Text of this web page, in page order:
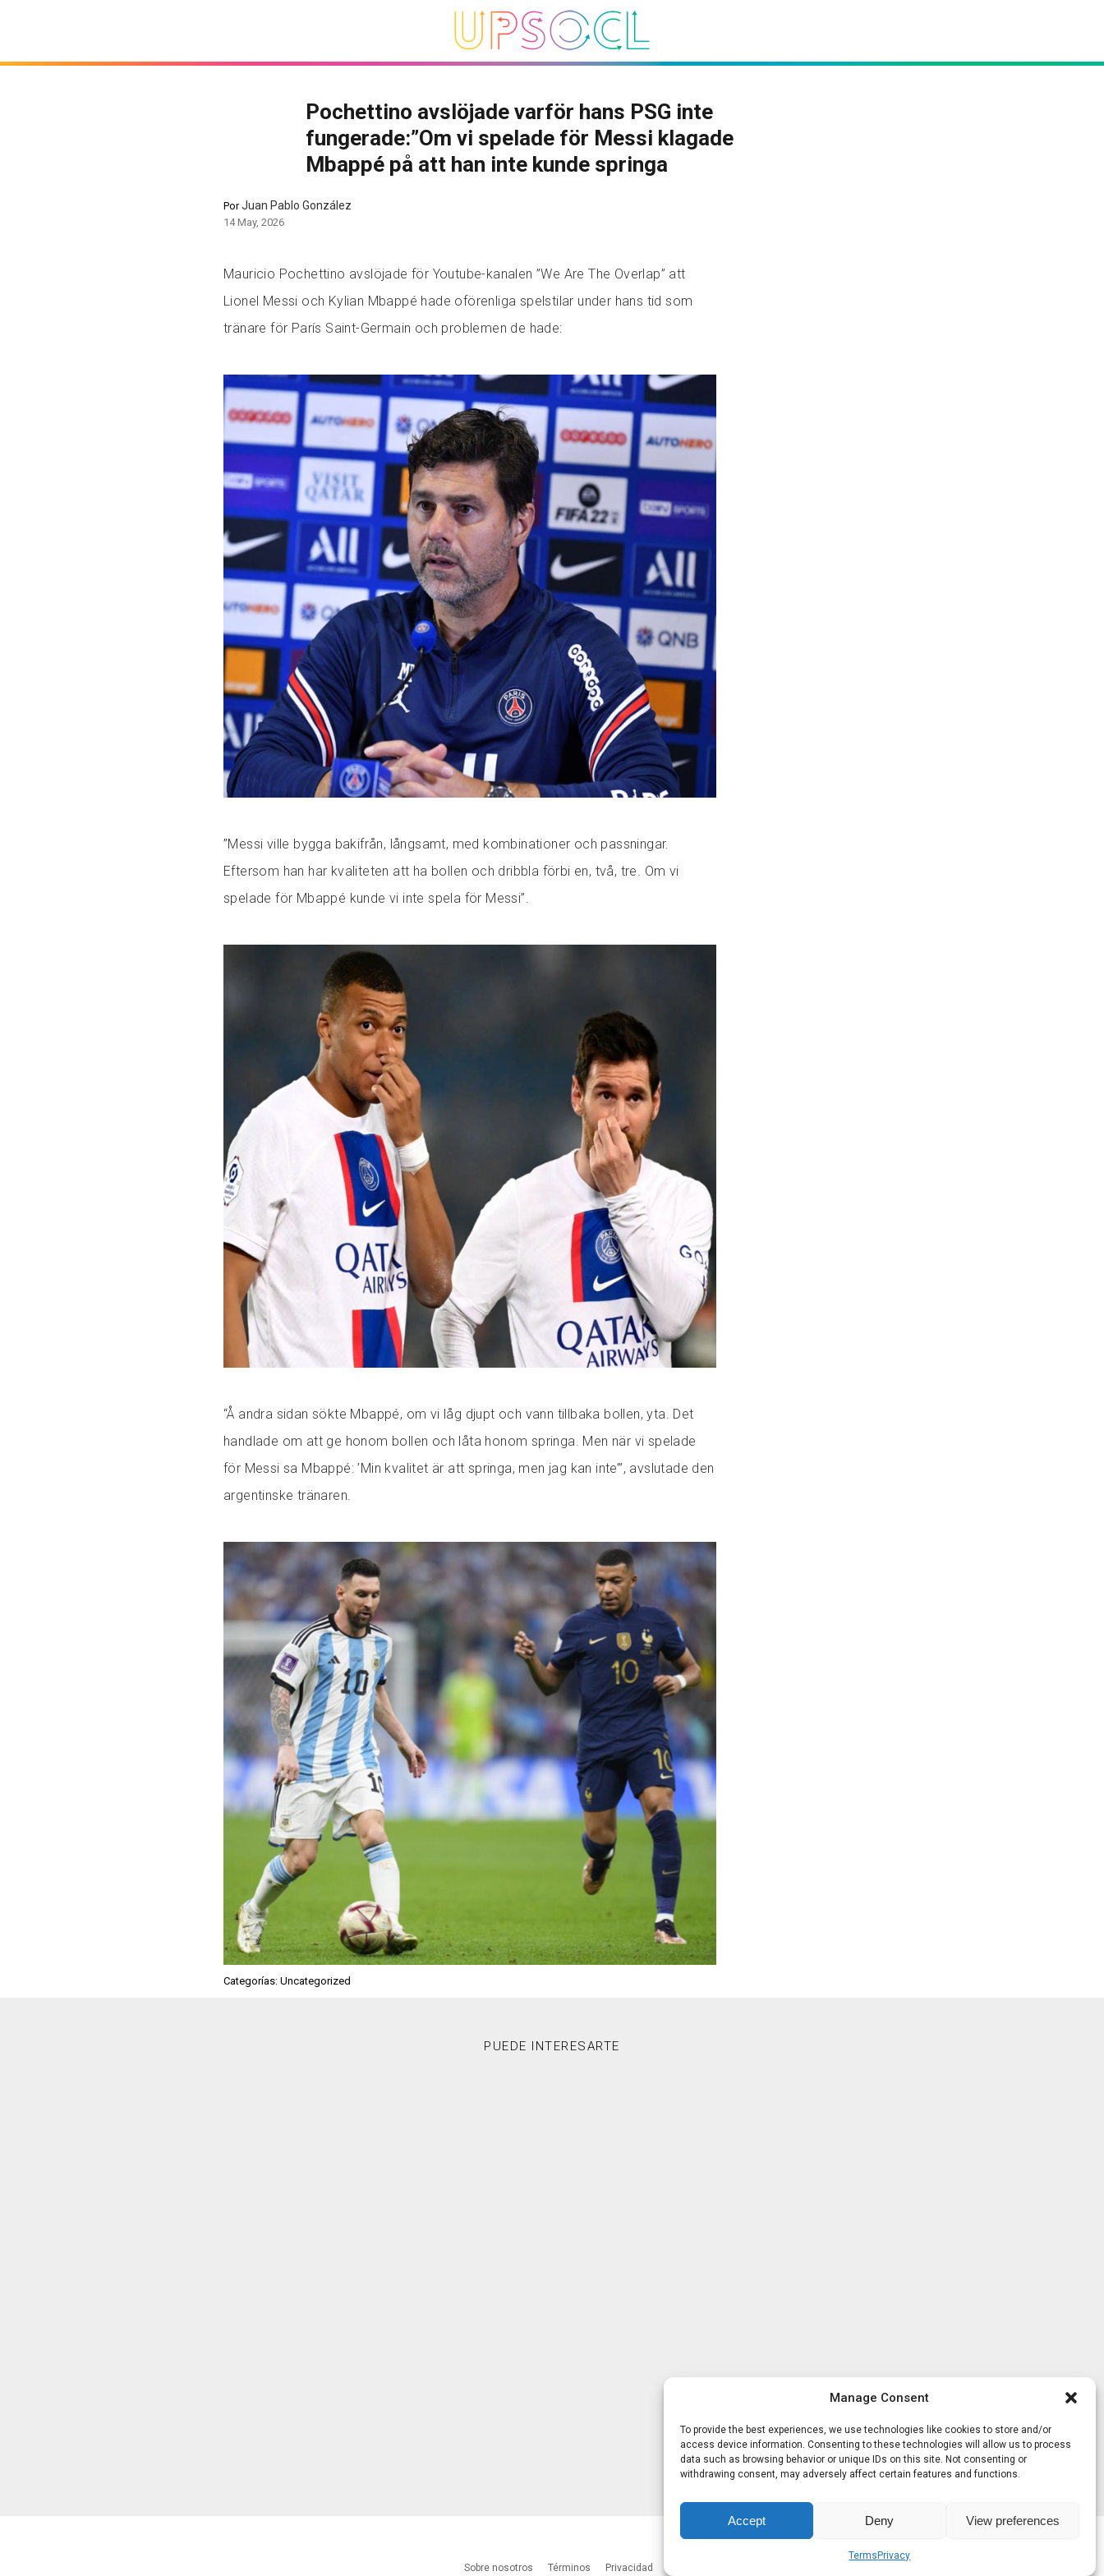
Manage Consent
To provide the best experiences, we use technologies like cookies to store and/or
access device information. Consenting to these technologies will allow us to process
data such as browsing behavior or unique IDs on this site. Not consenting or
withdrawing consent, may adversely affect certain features and functions.
Accept Deny View preferences
Terms Privacy
Pochettino avslöjade varför hans PSG inte
fungerade:”Om vi spelade för Messi klagade
Mbappé på att han inte kunde springa
PorJuan Pablo González
14 May, 2026
Mauricio Pochettino avslöjade för Youtube-kanalen ”We Are The Overlap” att
Lionel Messi och Kylian Mbappé hade oförenliga spelstilar under hans tid som
tränare för París Saint-Germain och problemen de hade:
”Messi ville bygga bakifrån, långsamt, med kombinationer och passningar.
Eftersom han har kvaliteten att ha bollen och dribbla förbi en, två, tre. Om vi
spelade för Mbappé kunde vi inte spela för Messi”.
“Å andra sidan sökte Mbappé, om vi låg djupt och vann tillbaka bollen, yta. Det
handlade om att ge honom bollen och låta honom springa. Men när vi spelade
för Messi sa Mbappé: ’Min kvalitet är att springa, men jag kan inte’”, avslutade den
argentinske tränaren.
Categorías: Uncategorized
PUEDE INTERESARTE
Sobre nosotros Términos Privacidad